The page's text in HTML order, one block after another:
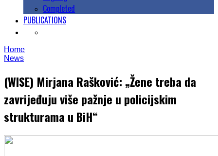
Completed
PUBLICATIONS
Home
News
(WISE) Mirjana Rašković: „Žene treba da
zavrijeđuju više pažnje u policijskim
strukturama u BiH“